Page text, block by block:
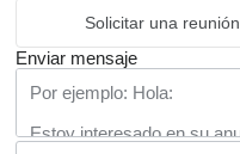
Solicitar una reunión
Enviar mensaje